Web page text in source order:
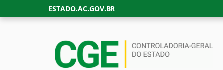
to
ESTADO.AC.GOV.BR